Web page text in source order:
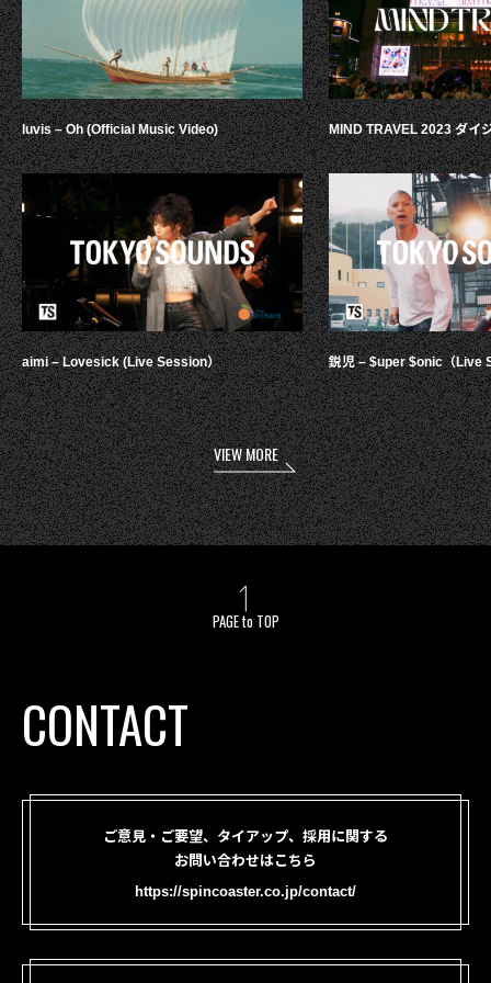
luvis – Oh (Official Music Video)
aimi – Lovesick (Live Session）
MIND TRAVEL 2023 ダイ
鋭児 – $uper $onic（Live
VIEW MORE
PAGE to TOP
CONTACT
ご意見・ご要望、タイアップ、採用に関する
お問い合わせはこちら
https://spincoaster.co.jp/contact/